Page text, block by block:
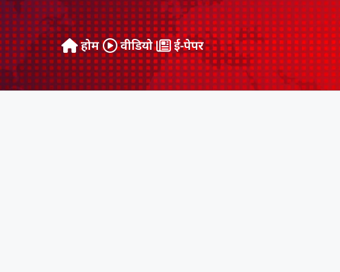
होम वीडियो ई-पेपर